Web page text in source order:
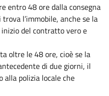
entro 48 oredalla consegna
l’immobile, anche se la
del contratto vero e
oltre le 48 ore, cioè se la
di due giorni, il
alla polizia locale che